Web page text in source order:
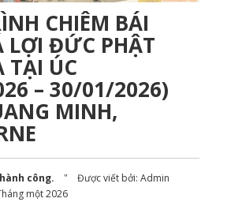
CHIÊM BÁI
LỢI ĐỨC PHẬT
TẠI ÚC
– 30/01/2026)
MINH,
công. Được viết bởi: Admin
một 2026